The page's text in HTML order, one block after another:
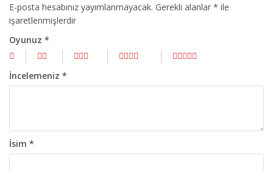
E-posta hesabınız yayımlanmayacak. Gerekli alanlar * ile
işaretlenmişlerdir
Oyunuz *
İncelemeniz *
İsim *